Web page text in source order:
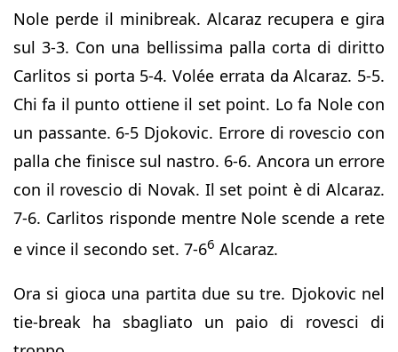
Nole perde il minibreak. Alcaraz recupera e gira
sul 3-3. Con una bellissima palla corta di diritto
Carlitos si porta 5-4. Volée errata da Alcaraz. 5-5.
Chi fa il punto ottiene il set point. Lo fa Nole con
un passante. 6-5 Djokovic. Errore di rovescio con
palla che finisce sul nastro. 6-6. Ancora un errore
con il rovescio di Novak. Il set point è di Alcaraz.
7-6. Carlitos risponde mentre Nole scende a rete
e vince il secondo set. 7-66 Alcaraz.
Ora si gioca una partita due su tre. Djokovic nel
tie-break ha sbagliato un paio di rovesci di